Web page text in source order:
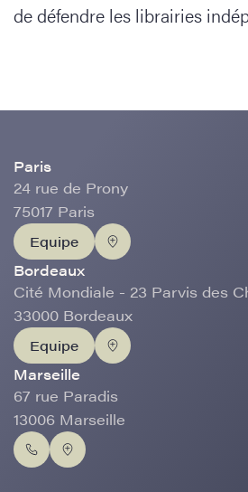
de défendre les librairies
Paris
24 rue de Prony
75017 Paris
Equipe
Bordeaux
Cité Mondiale - 23 Parvis des
33000 Bordeaux
Equipe
Marseille
67 rue Paradis
13006 Marseille